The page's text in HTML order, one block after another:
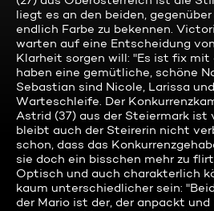
liegt es an den beiden,
endlich Farbe zu bekennen.
warten auf eine Entscheidung
Klarheit sorgen will: "Es ist fix mit
haben eine gemütliche, schöne
Sebastian sind Nicole, Larissa
Warteschleife. Der
Astrid (37) aus der Steiermark
bleibt auch der Steirerin nicht
schon, dass das
sie doch ein bisschen mehr zu
Optisch und auch charakterlich
kaum unterschiedlicher sein:
der Mario ist der, der anpackt und